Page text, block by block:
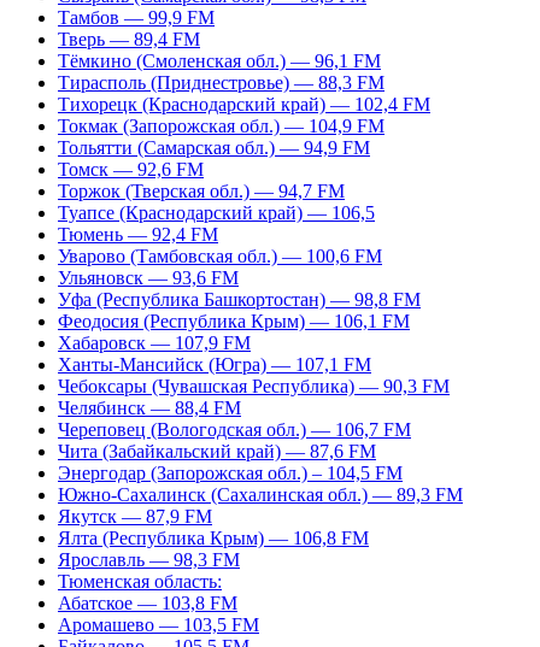
Тамбов — 99,9 FM
Тверь — 89,4 FM
Тёмкино (Смоленская обл.) — 96,1 FM
Тирасполь (Приднестровье) — 88,3 FM
Тихорецк (Краснодарский край) — 102,4 FM
Токмак (Запорожская обл.) — 104,9 FM
Тольятти (Самарская обл.) — 94,9 FM
Томск — 92,6 FM
Торжок (Тверская обл.) — 94,7 FM
Туапсе (Краснодарский край) — 106,5
Тюмень — 92,4 FM
Уварово (Тамбовская обл.) — 100,6 FM
Ульяновск — 93,6 FM
Уфа (Республика Башкортостан) — 98,8 FM
Феодосия (Республика Крым) — 106,1 FM
Хабаровск — 107,9 FM
Ханты-Мансийск (Югра) — 107,1 FM
Чебоксары (Чувашская Республика) — 90,3 FM
Челябинск — 88,4 FM
Череповец (Вологодская обл.) — 106,7 FM
Чита (Забайкальский край) — 87,6 FM
Энергодар (Запорожская обл.) – 104,5 FM
Южно-Сахалинск (Сахалинская обл.) — 89,3 FM
Якутск — 87,9 FM
Ялта (Республика Крым) — 106,8 FM
Ярославль — 98,3 FM
Тюменская область:
Абатское — 103,8 FM
Аромашево — 103,5 FM